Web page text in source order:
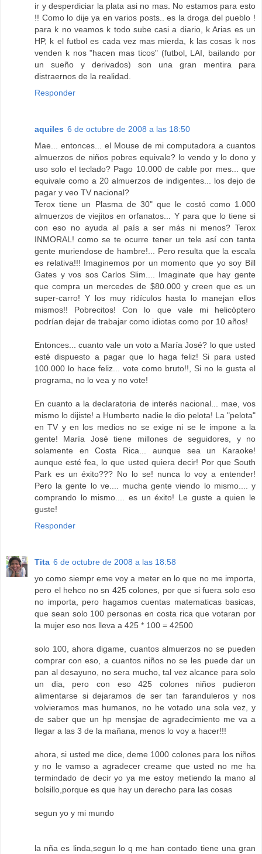
ir y desperdiciar la plata asi no mas. No estamos para esto
!! Como lo dije ya en varios posts.. es la droga del pueblo !
para k no veamos k todo sube casi a diario, k Arias es un
HP, k el futbol es cada vez mas mierda, k las cosas k nos
venden k nos "hacen mas ticos" (futbol, LAI, bailando por
un sueño y derivados) son una gran mentira para
distraernos de la realidad.
Responder
aquiles 6 de octubre de 2008 a las 18:50
Mae... entonces... el Mouse de mi computadora a cuantos
almuerzos de niños pobres equivale? lo vendo y lo dono y
uso solo el teclado? Pago 10.000 de cable por mes... que
equivale como a 20 almuerzos de indigentes... los dejo de
pagar y veo TV nacional?
Terox tiene un Plasma de 30" que le costó como 1.000
almuerzos de viejitos en orfanatos... Y para que lo tiene si
con eso no ayuda al país a ser más ni menos? Terox
INMORAL! como se te ocurre tener un tele así con tanta
gente muriendose de hambre!... Pero resulta que la escala
es relativa!!! Imaginemos por un momento que yo soy Bill
Gates y vos sos Carlos Slim.... Imaginate que hay gente
que compra un mercedes de $80.000 y creen que es un
super-carro! Y los muy ridículos hasta lo manejan ellos
mismos!! Pobrecitos! Con lo que vale mi helicóptero
podrían dejar de trabajar como idiotas como por 10 años!
Entonces... cuanto vale un voto a María José? lo que usted
esté dispuesto a pagar que lo haga feliz! Si para usted
100.000 lo hace feliz... vote como bruto!!, Si no le gusta el
programa, no lo vea y no vote!
En cuanto a la declaratoria de interés nacional... mae, vos
mismo lo dijiste! a Humberto nadie le dio pelota! La "pelota"
en TV y en los medios no se exige ni se le impone a la
gente! María José tiene millones de seguidores, y no
solamente en Costa Rica... aunque sea un Karaoke!
aunque esté fea, lo que usted quiera decir! Por que South
Park es un éxito??? No lo se! nunca lo voy a entender!
Pero la gente lo ve.... mucha gente viendo lo mismo.... y
comprando lo mismo.... es un éxito! Le guste a quien le
guste!
Responder
Tita 6 de octubre de 2008 a las 18:58
yo como siempr eme voy a meter en lo que no me importa,
pero el hehco no sn 425 colones, por que si fuera solo eso
no importa, pero hagamos cuentas matematicas basicas,
que sean solo 100 personas en costa rica que votaran por
la mujer eso nos lleva a 425 * 100 = 42500
solo 100, ahora digame, cuantos almuerzos no se pueden
comprar con eso, a cuantos niños no se les puede dar un
pan al desayuno, no sera mucho, tal vez alcance para solo
un dia, pero con eso 425 colones niños pudieron
alimentarse si dejaramos de ser tan faranduleros y nos
volvieramos mas humanos, no he votado una sola vez, y
de saber que un hp mensjae de agradecimiento me va a
llegar a las 3 de la mañana, menos lo voy a hacer!!!
ahora, si usted me dice, deme 1000 colones para los niños
y no le vamso a agradecer creame que usted no me ha
termindado de decir yo ya me estoy metiendo la mano al
bolsillo,porque es que hay un derecho para las cosas
segun yo y mi mundo
la nña es linda,segun lo q me han contado tiene una gran